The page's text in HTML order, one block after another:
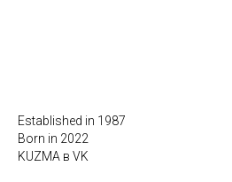
Established in 1987
Born in 2022
KUZMA в VK